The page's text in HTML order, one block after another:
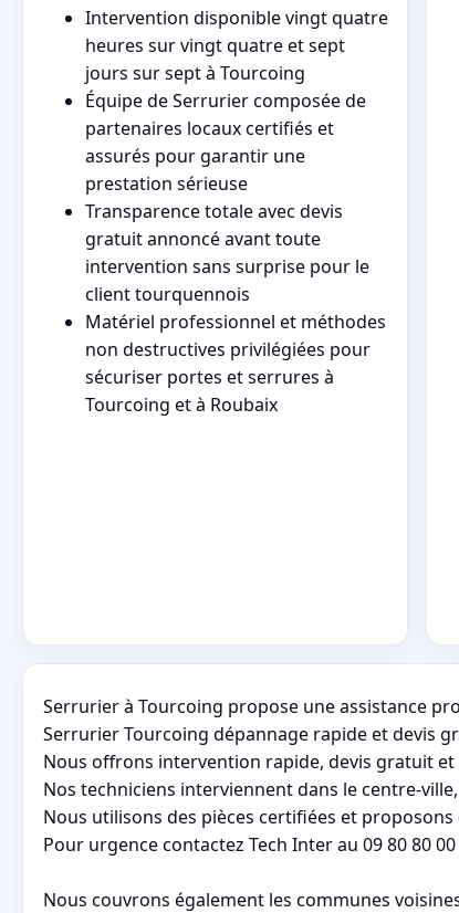
Intervention disponible vingt quatre
heures sur vingt quatre et sept
jours sur sept à Tourcoing
Équipe de Serrurier composée de
partenaires locaux certifiés et
assurés pour garantir une
prestation sérieuse
Transparence totale avec devis
gratuit annoncé avant toute
intervention sans surprise pour le
client tourquennois
Matériel professionnel et méthodes
non destructives privilégiées pour
sécuriser portes et serrures à
Tourcoing et à Roubaix
Serrurier à Tourcoing propose une assistance
Serrurier Tourcoing dépannage rapide et devis
Nous offrons intervention rapide, devis gratuit
Nos techniciens interviennent dans le centre-
Nous utilisons des pièces certifiées et
Pour urgence contactez Tech Inter au 09 80 80
Nous couvrons également les communes